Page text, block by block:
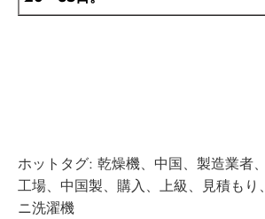
ホットタグ: 乾燥機、中国、製造業者
工場、中国製、購入、上級、見積もり
ニ洗濯機